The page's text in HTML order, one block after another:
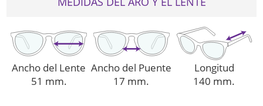
Ancho del Lente
51 mm.
Ancho del Puente
17 mm.
Longitud
140 mm.